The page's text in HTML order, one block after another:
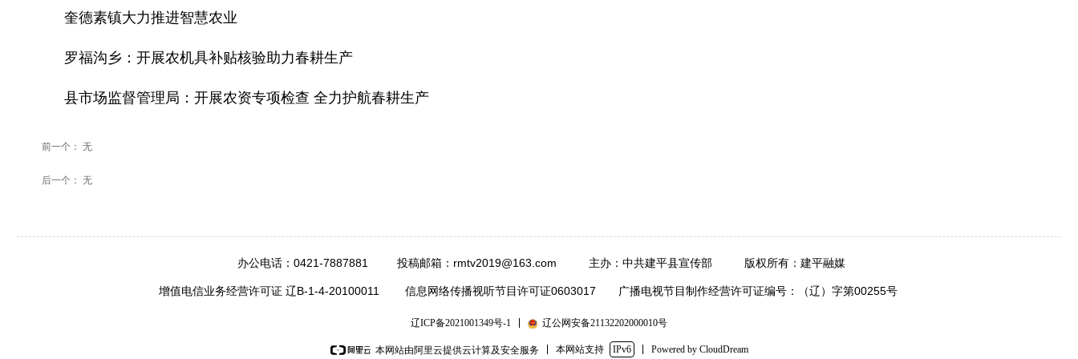
奎德素镇大力推进智慧农业
罗福沟乡：开展农机具补贴核验助力春耕生产
县市场监督管理局：开展农资专项检查 全力护航春耕生产
前一个： 无
后一个： 无
办公电话：0421-7887881 投稿邮箱：rmtv2019@163.com 主办：中共建平县宣传部 版权所有：建平融媒
增值电信业务经营许可证 辽B-1-4-20100011 信息网络传播视听节目许可证0603017 广播电视节目制作经营许可证编号：（辽）字第00255号
辽ICP备2021001349号-1 辽公网安备21132202000010号
本网站由阿里云提供云计算及安全服务 本网站支持 IPv6 Powered by CloudDream